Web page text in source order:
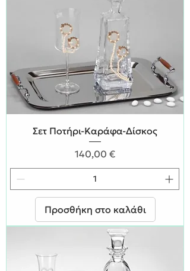
Σετ Ποτήρι-Καράφα-Δίσκος
Τιμή
140,00 €
Προσθήκη στο καλάθι